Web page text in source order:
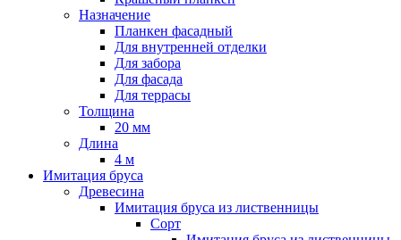
Назначение
Планкен фасадный
Для внутренней отделки
Для забора
Для фасада
Для террасы
Толщина
20 мм
Длина
4 м
Имитация бруса
Древесина
Имитация бруса из лиственницы
Сорт